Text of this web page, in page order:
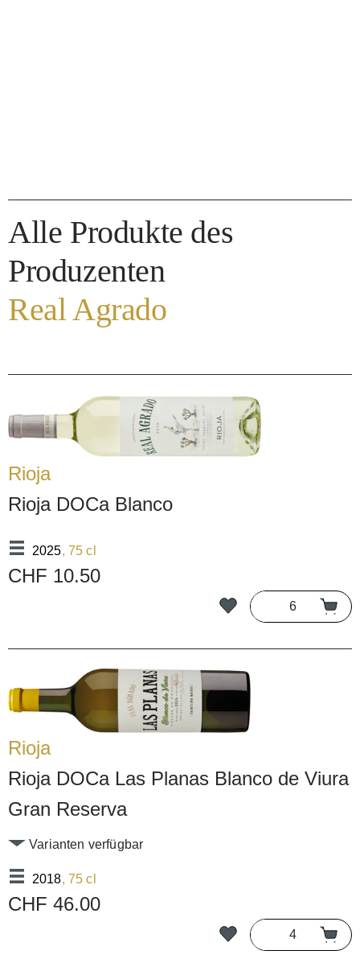
Alle Produkte des
Produzenten
Real Agrado
Rioja
Rioja DOCa Blanco
2025, 75 cl
CHF 10.50
Rioja
Rioja DOCa Las Planas Blanco de Viura
Gran Reserva
2018, 75 cl
Varianten verfügbar
CHF 46.00